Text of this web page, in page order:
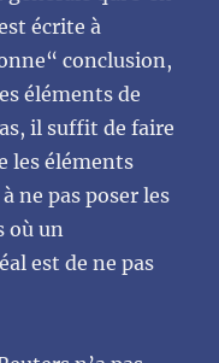
écrite à
conclusion,
éléments de
il suffit de faire
les éléments
ne pas poser les
où un
est de ne pas